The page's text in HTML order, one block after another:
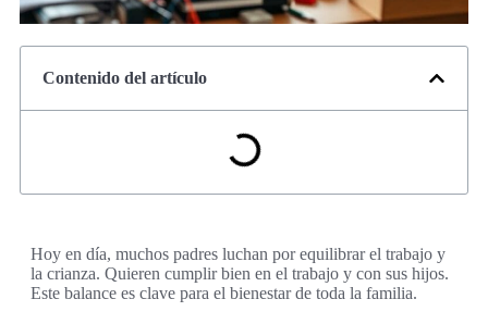
Contenido del artículo
Hoy en día, muchos padres luchan por equilibrar el trabajo y
la crianza. Quieren cumplir bien en el trabajo y con sus hijos.
Este balance es clave para el bienestar de toda la familia.